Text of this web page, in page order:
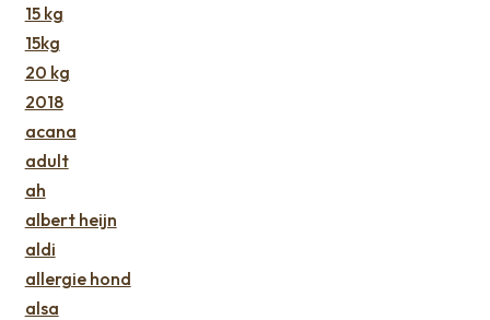
15 kg
15kg
20 kg
2018
acana
adult
ah
albert heijn
aldi
allergie hond
alsa